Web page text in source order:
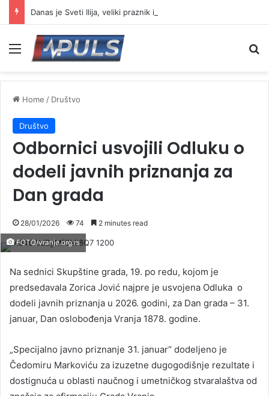
Menu
Home / Društvo
Društvo
Odbornici usvojili Odluku o
dodeli javnih priznanja za
Dan grada
28/01/2026 74 2 minutes read
FOTO/vranje.org.rs
Na sednici Skupštine grada, 19. po redu, kojom je
predsedavala Zorica Jović najpre je usvojena Odluka o
dodeli javnih priznanja u 2026. godini, za Dan grada – 31.
januar, Dan oslobođenja Vranja 1878. godine.
„Specijalno javno priznanje 31. januar“ dodeljeno je
Čedomiru Markoviću za izuzetne dugogodišnje rezultate i
dostignuća u oblasti naučnog i umetničkog stvaralaštva od